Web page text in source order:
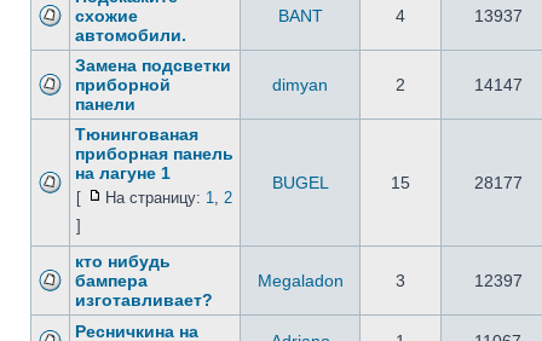
схожие
автомобили.
BANT 4 13937
Замена подсветки
приборной
панели
dimyan 2 14147
Тюнингованая
приборная панель
на лагуне 1
[ На страницу: 1, 2
]
BUGEL 15 28177
кто нибудь
бампера
изготавливает?
Megaladon 3 12397
Ресничкина на